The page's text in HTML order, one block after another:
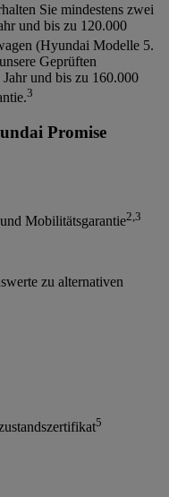
Sie mindestens zwei
und bis zu 120.000
(Hyundai Modelle 5.
Geprüften
und bis zu 160.000
3
Promise
Mobilitätsgarantie2 3
zu alternativen
5